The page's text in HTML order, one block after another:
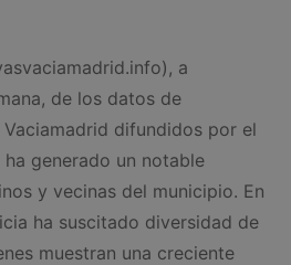
a
de los datos de
difundidos por el
generado un notable
y vecinas del municipio. En
ha suscitado diversidad de
muestran una creciente